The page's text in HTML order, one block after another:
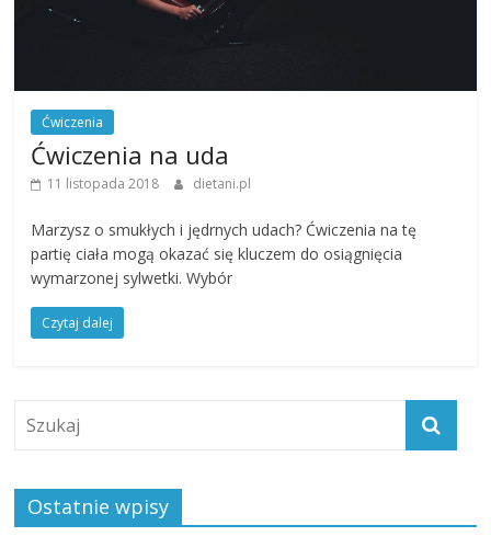
Ćwiczenia
Ćwiczenia na uda
11 listopada 2018 dietani.pl
Marzysz o smukłych i jędrnych udach? Ćwiczenia na tę
partię ciała mogą okazać się kluczem do osiągnięcia
wymarzonej sylwetki. Wybór
Czytaj dalej
Ostatnie wpisy